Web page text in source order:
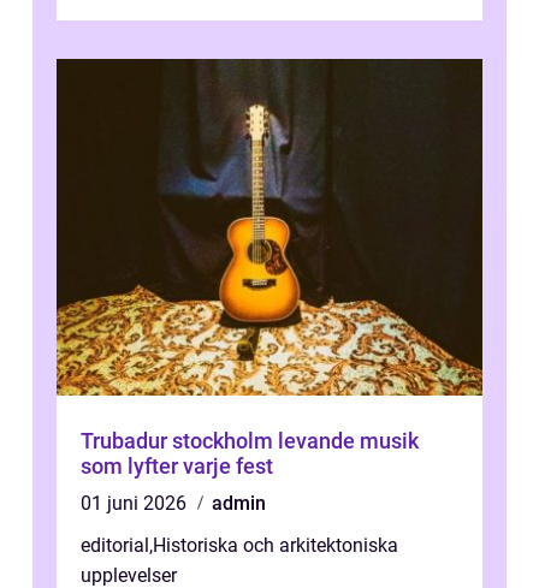
Trubadur stockholm levande musik
som lyfter varje fest
01 juni 2026
admin
editorial,Historiska och arkitektoniska
upplevelser